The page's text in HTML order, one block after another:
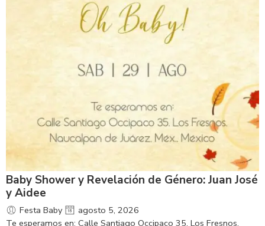
Baby Shower y Revelación de Género: Juan José
y Aidee
Festa Baby
agosto 5, 2026
Te esperamos en: Calle Santiago Occipaco 35, Los Fresnos,